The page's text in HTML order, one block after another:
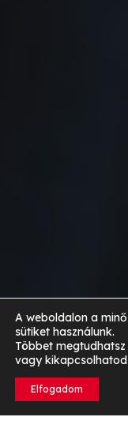
A weboldalon a
sütiket használunk.
Többet
vagy
Elfogadom